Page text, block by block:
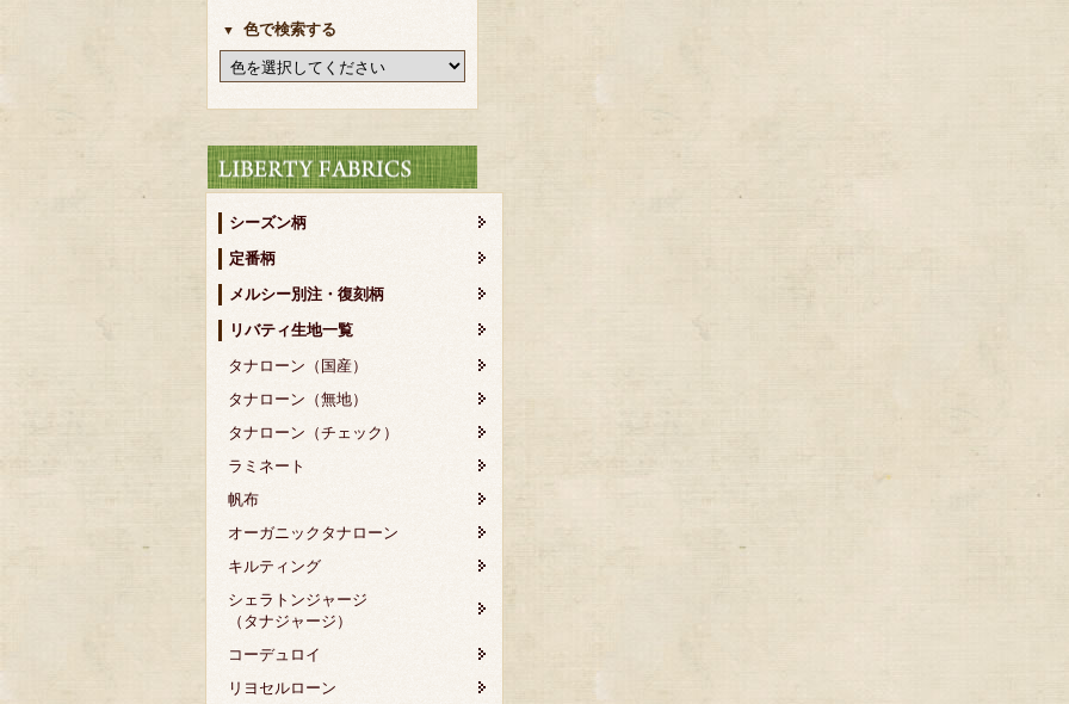
色で検索する
シーズン柄
定番柄
メルシー別注・復刻柄
リバティ生地一覧
タナローン（国産）
タナローン（無地）
タナローン（チェック）
ラミネート
帆布
オーガニックタナローン
キルティング
シェラトンジャージ
（タナジャージ）
コーデュロイ
リヨセルローン